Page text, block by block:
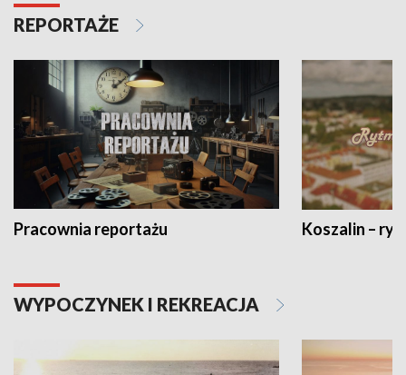
REPORTAŻE
Pracownia reportażu Koszalin –
WYPOCZYNEK I REKREACJA